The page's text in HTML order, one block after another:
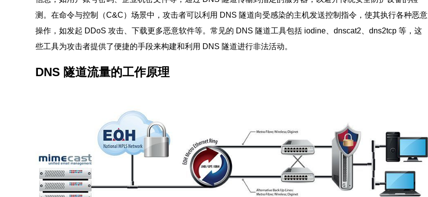
测。在命令与控制（C&C）场景中，攻击者可以利用 DNS 隧道向受感染的主机发送控制指令，使其执行各种恶意
操作，如发起 DDoS 攻击、下载更多恶意软件等。常见的 DNS 隧道工具包括 iodine、dnscat2、dns2tcp 等，这
些工具为攻击者提供了便捷的手段来构建和利用 DNS 隧道进行非法活动。
DNS 隧道流量的工作原理